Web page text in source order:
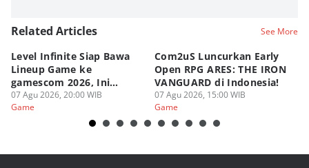
Related Articles See More
Level Infinite Siap Bawa
Lineup Game ke
gamescom 2026, Ini
Judulnya!
07 Agu 2026, 20:00 WIB
Game
Com2uS Luncurkan Early
Open RPG ARES: THE IRON
VANGUARD di Indonesia!
07 Agu 2026, 15:00 WIB
Game